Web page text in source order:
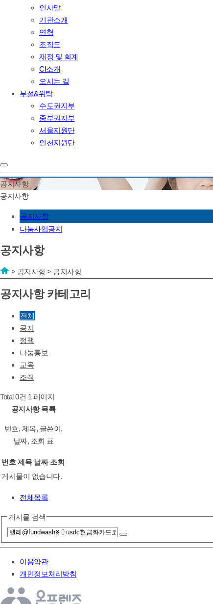
인사말
기관소개
연혁
조직도
재정 및 회계
CI소개
오시는 길
부설&위탁
수도권지부
중부권지부
서울지원단
인천지원단
공지사항
공지사항
공지사항
나눔사업공지
공지사항
> 공지사항> 공지사항
공지사항 카테고리
전체
공지
정책
나눔홍보
교육
조직
Total 0건 1 페이지
공지사항 목록
번호, 제목, 글쓴이,
날짜, 조회 표
번호 제목 날짜 조회
게시물이 없습니다.
전체목록
게시물 검색
이용약관
개인정보처리방침